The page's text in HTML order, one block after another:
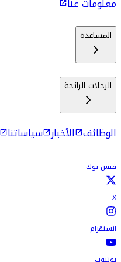
معلومات عنا
المساعدة
الرحلات الرائجة
الوظائف الأخبار سياساتنا
فيس بوك
X
انستقرام